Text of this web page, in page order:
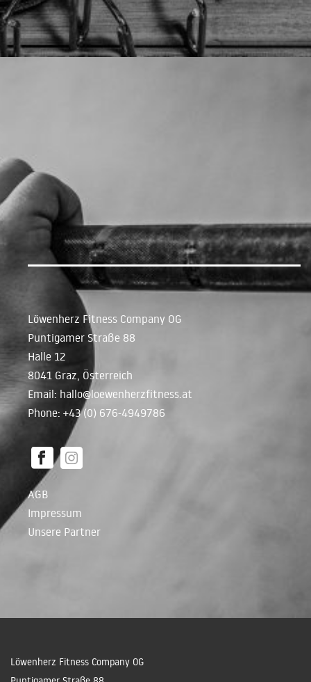
Löwenherz Fitness Company OG
Puntigamer Straße 88
Halle 12
8041 Graz, Österreich
Email: hallo@loewenherzfitness.at
Phone: +43 (0) 676-4949786
AGB
Impressum
Unsere Partner
Löwenherz Fitness Company OG